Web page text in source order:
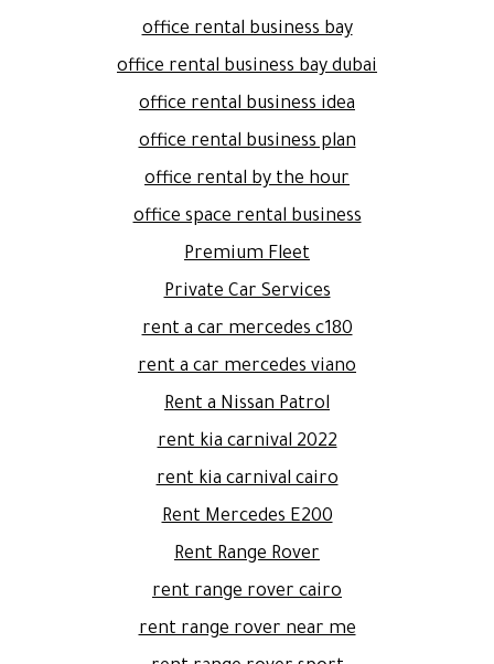
office rental business bay
office rental business bay dubai
office rental business idea
office rental business plan
office rental by the hour
office space rental business
Premium Fleet
Private Car Services
rent a car mercedes c180
rent a car mercedes viano
Rent a Nissan Patrol
rent kia carnival 2022
rent kia carnival cairo
Rent Mercedes E200
Rent Range Rover
rent range rover cairo
rent range rover near me